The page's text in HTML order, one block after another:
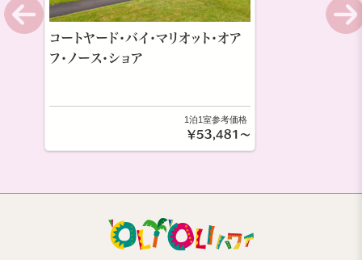
コートヤード・バイ・マリオット・オア
フ・ノース・ショア
1泊1室参考価格
￥53,481～